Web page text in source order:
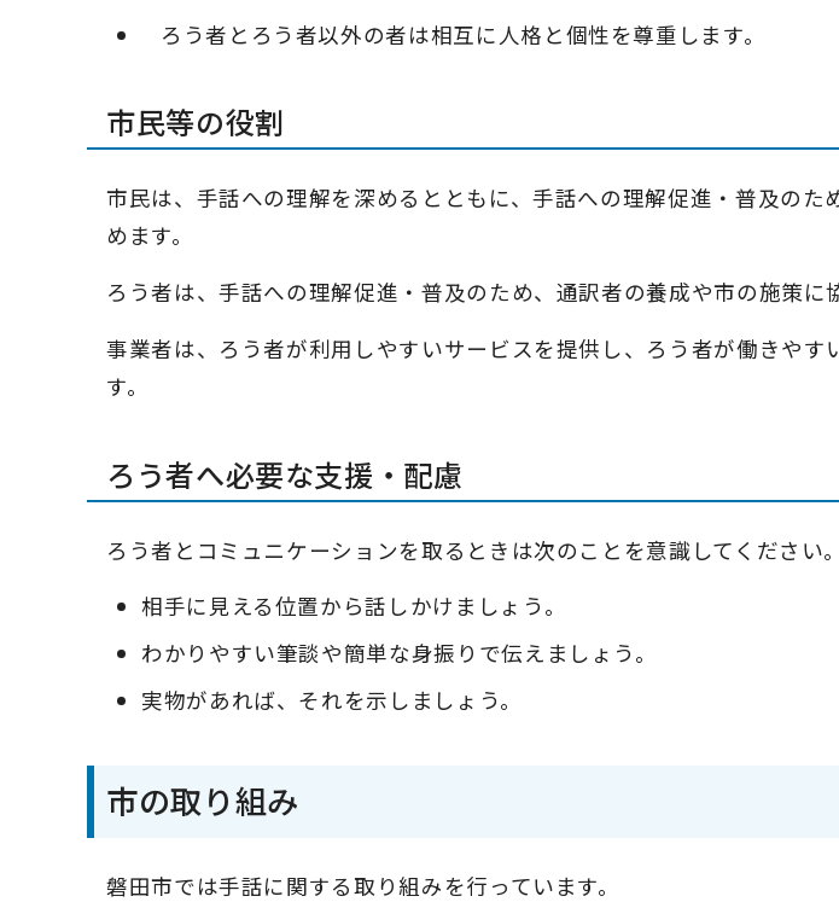
ろう者とろう者以外の者は相互に人格と個性を尊重します。
市民等の役割
市民は、手話への理解を深めるとともに、手話への理解促進・普及のた
めます。
ろう者は、手話への理解促進・普及のため、通訳者の養成や市の施策に
事業者は、ろう者が利用しやすいサービスを提供し、ろう者が働きやす
す。
ろう者へ必要な支援・配慮
ろう者とコミュニケーションを取るときは次のことを意識してください。
相手に見える位置から話しかけましょう。
わかりやすい筆談や簡単な身振りで伝えましょう。
実物があれば、それを示しましょう。
市の取り組み
磐田市では手話に関する取り組みを行っています。